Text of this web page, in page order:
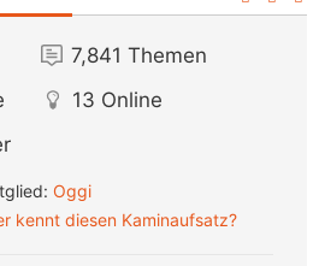
7,841 Themen
13 Online
Oggi
kennt diesen Kaminaufsatz?